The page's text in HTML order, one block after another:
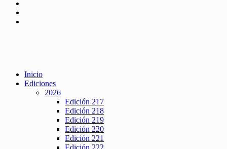
Inicio
Ediciones
2026
Edición 217
Edición 218
Edición 219
Edición 220
Edición 221
Edición 222